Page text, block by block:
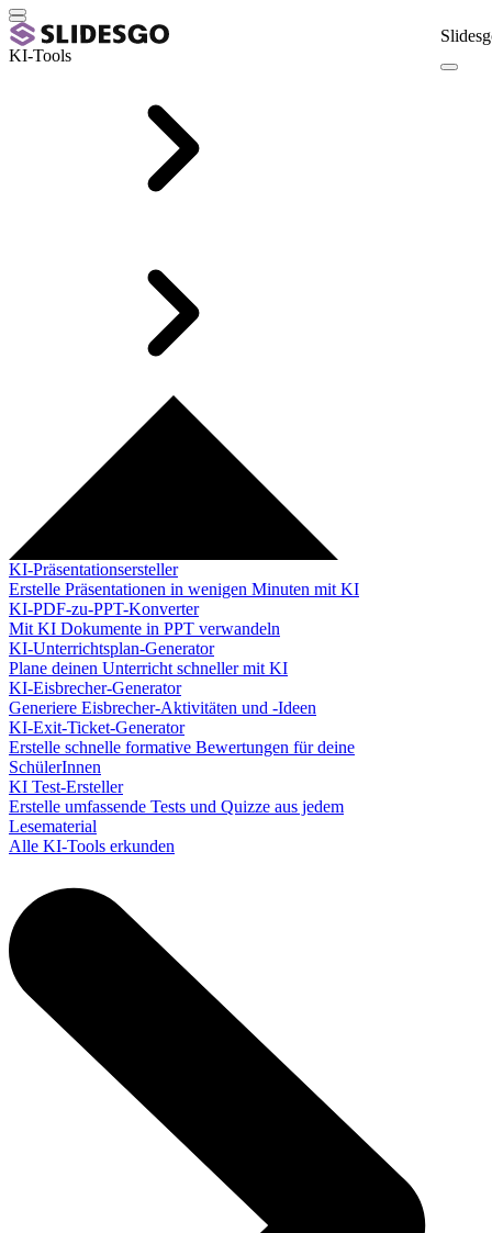
KI-Tools
KI-Präsentationsersteller
Erstelle Präsentationen in wenigen Minuten mit KI
KI-PDF-zu-PPT-Konverter
Mit KI Dokumente in PPT verwandeln
KI-Unterrichtsplan-Generator
Plane deinen Unterricht schneller mit KI
KI-Eisbrecher-Generator
Generiere Eisbrecher-Aktivitäten und -Ideen
KI-Exit-Ticket-Generator
Erstelle schnelle formative Bewertungen für deine
SchülerInnen
KI Test-Ersteller
Erstelle umfassende Tests und Quizze aus jedem
Lesematerial
Alle KI-Tools erkunden